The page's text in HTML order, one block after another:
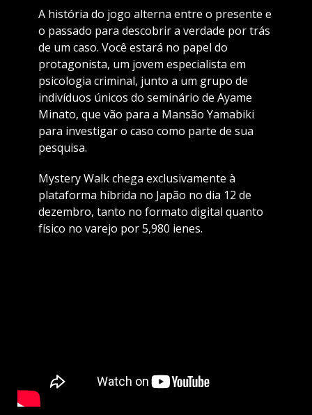
A história do jogo alterna entre o presente e
o passado para descobrir a verdade por trás
de um caso. Você estará no papel do
protagonista, um jovem especialista em
psicologia criminal, junto a um grupo de
indivíduos únicos do seminário de Ayame
Minato, que vão para a Mansão Yamabiki
para investigar o caso como parte de sua
pesquisa.
Mystery Walk chega exclusivamente à
plataforma híbrida no Japão no dia 12 de
dezembro, tanto no formato digital quanto
físico no varejo por 5,980 ienes.